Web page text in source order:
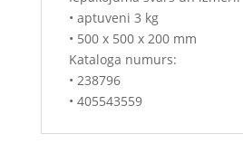
• aptuveni 3 kg
• 500 x 500 x 200 mm
Kataloga numurs:
• 238796
• 405543559